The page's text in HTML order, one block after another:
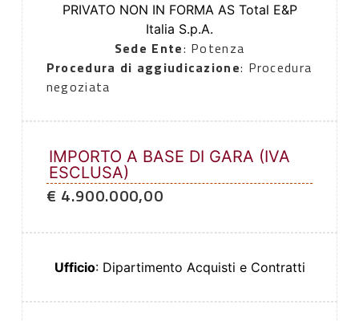
PRIVATO NON IN FORMA AS Total E&P
Italia S.p.A.
Sede Ente: Potenza
Procedura di aggiudicazione: Procedura
negoziata
IMPORTO A BASE DI GARA (IVA
ESCLUSA)
€ 4.900.000,00
Ufficio: Dipartimento Acquisti e Contratti